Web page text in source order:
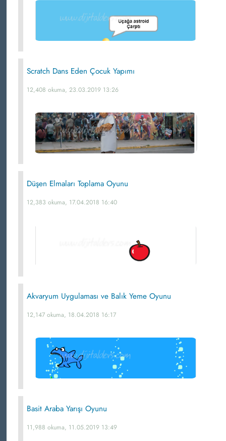
Scratch Dans Eden Çocuk Yapımı
12,408 okuma, 23.03.2019 13:26
Düşen Elmaları Toplama Oyunu
12,383 okuma, 17.04.2018 16:40
Akvaryum Uygulaması ve Balık Yeme Oyunu
12,147 okuma, 18.04.2018 16:17
Basit Araba Yarışı Oyunu
11,988 okuma, 11.05.2019 13:49